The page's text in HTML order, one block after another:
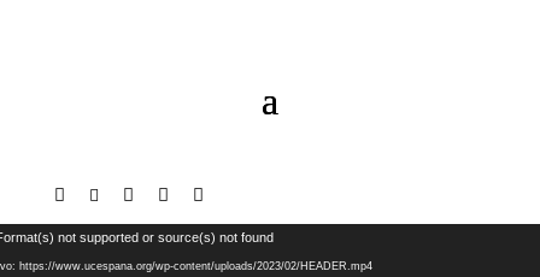
    
Reproductor
de
not supported or source(s) not found
https://www.ucespana.org/wp-content/uploads/2023/02/HEADER.mp4